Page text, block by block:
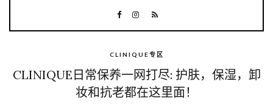
CLINIQUE专区
CLINIQUE日常保养一网打尽: 护肤，保湿，卸
妆和抗老都在这里面！